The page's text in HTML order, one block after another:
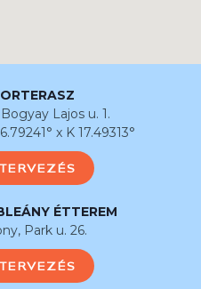
Lajos u. 1.
x K 17.49313°
ÉTTEREM
Park u. 26.